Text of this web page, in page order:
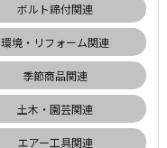
ボルト締付関連
環境・リフォーム関連
季節商品関連
土木・園芸関連
エアー工具関連